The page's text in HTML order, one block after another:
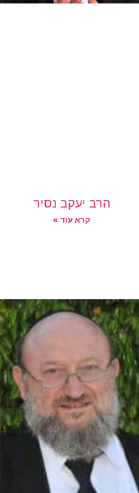
הרב יעקב נסיר
קרא עוד »